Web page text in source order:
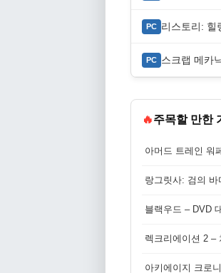
PC 리스토리: 힐
PC 스크랩 메카
🔥주목할 만한
아머드 트레인 워
랑그릿사: 검의
블랙우드 – DVD
렉크리에이션 2 –
아키에이지 크로